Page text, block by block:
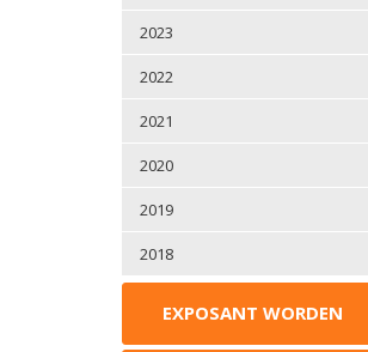
2023
2022
2021
2020
2019
2018
EXPOSANT WORDEN